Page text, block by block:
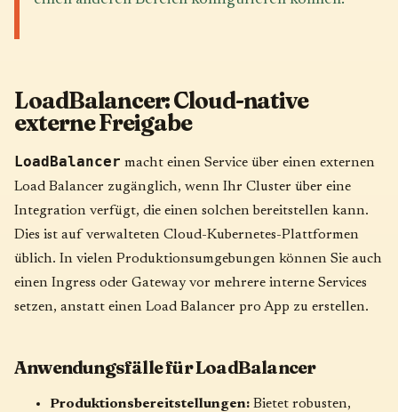
LoadBalancer: Cloud-native
externe Freigabe
LoadBalancer macht einen Service über einen externen
Load Balancer zugänglich, wenn Ihr Cluster über eine
Integration verfügt, die einen solchen bereitstellen kann.
Dies ist auf verwalteten Cloud-Kubernetes-Plattformen
üblich. In vielen Produktionsumgebungen können Sie auch
einen Ingress oder Gateway vor mehrere interne Services
setzen, anstatt einen Load Balancer pro App zu erstellen.
Anwendungsfälle für LoadBalancer
Produktionsbereitstellungen: Bietet robusten,